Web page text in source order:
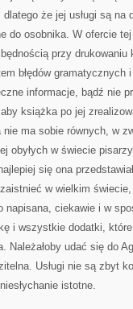
że jej usługi są na
do osobnika. W ofercie
przy
błędów gramatycznych
informacje, bądź nie
książka po jej
ma sobie równych, w
obyłych w świecie
się ona
w wielkim
napisana, ciekawie i w
i wszystkie dodatki,
Należałoby udać się do
Usługi nie są zbyt
istotne.